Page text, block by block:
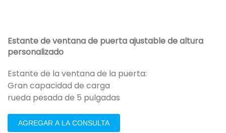
Estante de ventana de puerta ajustable de altura
personalizado
Estante de la ventana de la puerta:
Gran capacidad de carga
rueda pesada de 5 pulgadas
AGREGAR A LA CONSULTA